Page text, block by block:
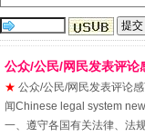
公众/公民/网民发表评论
★ 公众/公民/网民发表评论
闻Chinese legal system
一、遵守各国有关法律、法